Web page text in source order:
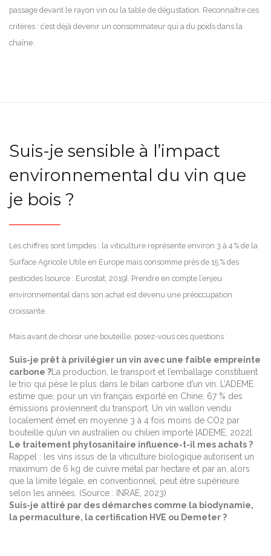
passage devant le rayon vin ou la table de dégustation. Reconnaître ces
critères : c’est déjà devenir un consommateur qui a du poids dans la
chaîne.
Suis-je sensible à l’impact
environnemental du vin que
je bois ?
Les chiffres sont limpides : la viticulture représente environ 3 à 4 % de la
Surface Agricole Utile en Europe mais consomme près de 15 % des
pesticides [source : Eurostat, 2019]. Prendre en compte l’enjeu
environnemental dans son achat est devenu une préoccupation
croissante.
Mais avant de choisir une bouteille, posez-vous ces questions :
Suis-je prêt à privilégier un vin avec une faible empreinte
carbone ? La production, le transport et l’emballage constituent
le trio qui pèse le plus dans le bilan carbone d’un vin. L’ADEME
estime que, pour un vin français exporté en Chine, 67 % des
émissions proviennent du transport. Un vin wallon vendu
localement émet en moyenne 3 à 4 fois moins de CO2 par
bouteille qu’un vin australien ou chilien importé [ADEME, 2022].
Le traitement phytosanitaire influence-t-il mes achats ?
Rappel : les vins issus de la viticulture biologique autorisent un
maximum de 6 kg de cuivre métal par hectare et par an, alors
que la limite légale, en conventionnel, peut être supérieure
selon les années. (Source : INRAE, 2023)
Suis-je attiré par des démarches comme la biodynamie,
la permaculture, la certification HVE ou Demeter ?